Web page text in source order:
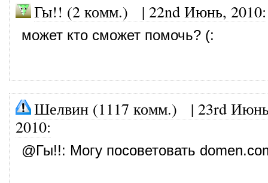
Гы!! (2 комм.) | 22nd Июнь, 2010:
может кто сможет помочь? (:
Шелвин (1117 комм.) | 23rd
2010:
@Гы!!: Могу посоветовать